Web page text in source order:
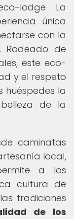
lodge La
única
con la
Rodeado de
este eco-
y el respeto
huéspedes la
de la
caminatas
local,
a los
cultura de
tradiciones
de los